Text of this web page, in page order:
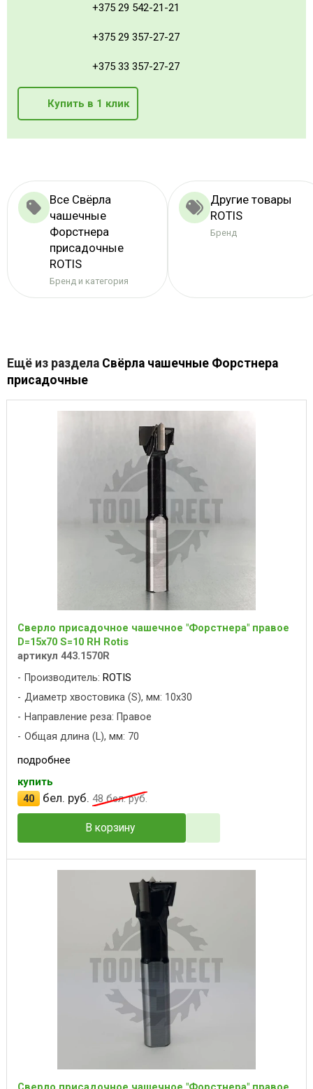
+375 29 542-21-21
+375 29 357-27-27
+375 33 357-27-27
Купить в 1 клик
Все Свёрла
чашечные
Форстнера
присадочные
ROTIS
Бренд и категория
Другие товары
ROTIS
Бренд
Ещё из раздела Свёрла чашечные Форстнера
присадочные
Сверло присадочное чашечное "Форстнера" правое
D=15x70 S=10 RH Rotis
артикул 443.1570R
Производитель: ROTIS
Диаметр хвостовика (S), мм: 10x30
Направление реза: Правое
Общая длина (L), мм: 70
подробнее
купить
40
бел. руб. 48бел. руб.
В корзину